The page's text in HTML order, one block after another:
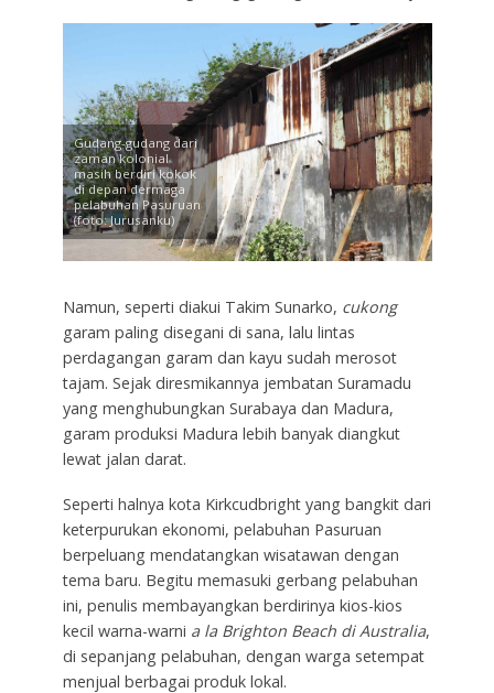
Gudang-gudang dari
zaman kolonial
masih berdiri kokok
di depan dermaga
pelabuhan Pasuruan
(foto: Jurusanku)
Namun, seperti diakui Takim Sunarko, cukong
garam paling disegani di sana, lalu lintas
perdagangan garam dan kayu sudah merosot
tajam. Sejak diresmikannya jembatan Suramadu
yang menghubungkan Surabaya dan Madura,
garam produksi Madura lebih banyak diangkut
lewat jalan darat.
Seperti halnya kota Kirkcudbright yang bangkit dari
keterpurukan ekonomi, pelabuhan Pasuruan
berpeluang mendatangkan wisatawan dengan
tema baru. Begitu memasuki gerbang pelabuhan
ini, penulis membayangkan berdirinya kios-kios
kecil warna-warni a la Brighton Beach di Australia,
di sepanjang pelabuhan, dengan warga setempat
menjual berbagai produk lokal.